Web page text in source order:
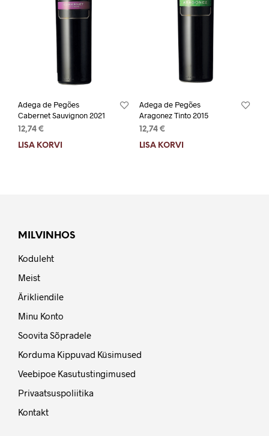
Adega de Pegões
Cabernet Sauvignon 2021
12,74 €
LISA KORVI
Adega de Pegões
Aragonez Tinto 2015
12,74 €
LISA KORVI
MILVINHOS
Koduleht
Meist
Ärikliendile
Minu Konto
Soovita Sõpradele
Korduma Kippuvad Küsimused
Veebipoe Kasutustingimused
Privaatsuspoliitika
Kontakt